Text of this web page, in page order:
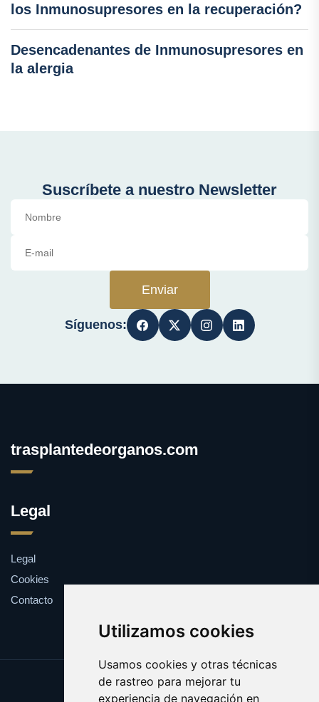
Utilizamos cookies
Usamos cookies y otras técnicas
de rastreo para mejorar tu
experiencia de navegación en
los Inmunosupresores en la recuperación?
Desencadenantes de Inmunosupresores en
la alergia
Suscríbete a nuestro Newsletter
Enviar
Síguenos:
trasplantedeorganos.com
Legal
Legal
Cookies
Contacto
Update cookies preferences